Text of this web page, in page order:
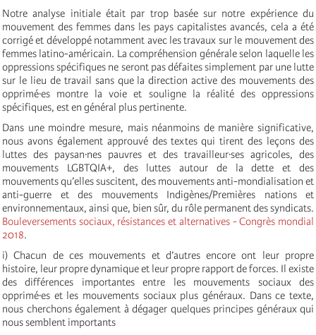
Notre analyse initiale était par trop basée sur notre expérience du
mouvement des femmes dans les pays capitalistes avancés, cela a été
corrigé et développé notamment avec les travaux sur le mouvement des
femmes latino-américain. La compréhension générale selon laquelle les
oppressions spécifiques ne seront pas défaites simplement par une lutte
sur le lieu de travail sans que la direction active des mouvements des
opprimé·es montre la voie et souligne la réalité des oppressions
spécifiques, est en général plus pertinente.
Dans une moindre mesure, mais néanmoins de manière significative,
nous avons également approuvé des textes qui tirent des leçons des
luttes des paysan·nes pauvres et des travailleur·ses agricoles, des
mouvements LGBTQIA+, des luttes autour de la dette et des
mouvements qu’elles suscitent, des mouvements anti-mondialisation et
anti-guerre et des mouvements Indigènes/Premières nations et
environnementaux, ainsi que, bien sûr, du rôle permanent des syndicats.
Bouleversements sociaux, résistances et alternatives - Congrès mondial
2018.
i) Chacun de ces mouvements et d’autres encore ont leur propre
histoire, leur propre dynamique et leur propre rapport de forces. Il existe
des différences importantes entre les mouvements sociaux des
opprimé·es et les mouvements sociaux plus généraux. Dans ce texte,
nous cherchons également à dégager quelques principes généraux qui
nous semblent importants